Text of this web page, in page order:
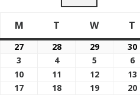
M
Dilluns
T Dimarts
WDimecres
T
27 27/07/2026
28 28/07/2026
2929/07/2026
30
3
03/08/2026
404/08/2026
5 05/08/2026
6
10 10/08/2026
11 11/08/2026
12 12/08/2026
13
17 17/08/2026
18 18/08/2026
19 19/08/2026
20